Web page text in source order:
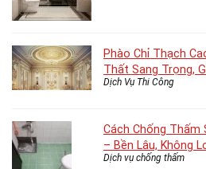
Phào Chỉ Thạch
Thất Sang Trọng,
Dịch Vụ Thi Công
Cách Chống Thấm
– Bền Lâu, Không
Dịch vụ chống thấm